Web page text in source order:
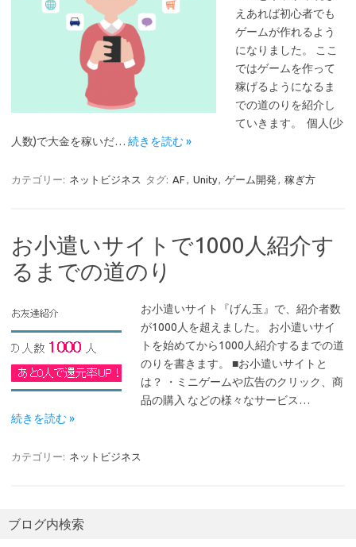
えあれば初心者でも
ゲームが作れるよう
になりました。 ここ
ではゲームを作って
稼げるようになるま
での道のりを紹介し
ていきます。 個人(少
人数)で大金を稼いだ… 続きを読む »
カテゴリー: ネットビジネス タグ: AF, Unity, ゲーム開発 , 稼ぎ方
お小遣いサイトで1000人紹介す
るまでの道のり
お小遣いサイト『げん玉』で、紹介者数
が1000人を超えました。 お小遣いサイ
トを始めてから1000人紹介するまでの道
のりを書きます。 ■お小遣いサイトと
は？ ・ミニゲームや広告のクリック、商
品の購入 などの様々なサービス…
続きを読む »
カテゴリー: ネットビジネス
ブログ内検索